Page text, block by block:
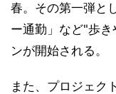
春。その第一弾と
ー通勤」など"歩
ンが開始される。
また、プロジェク